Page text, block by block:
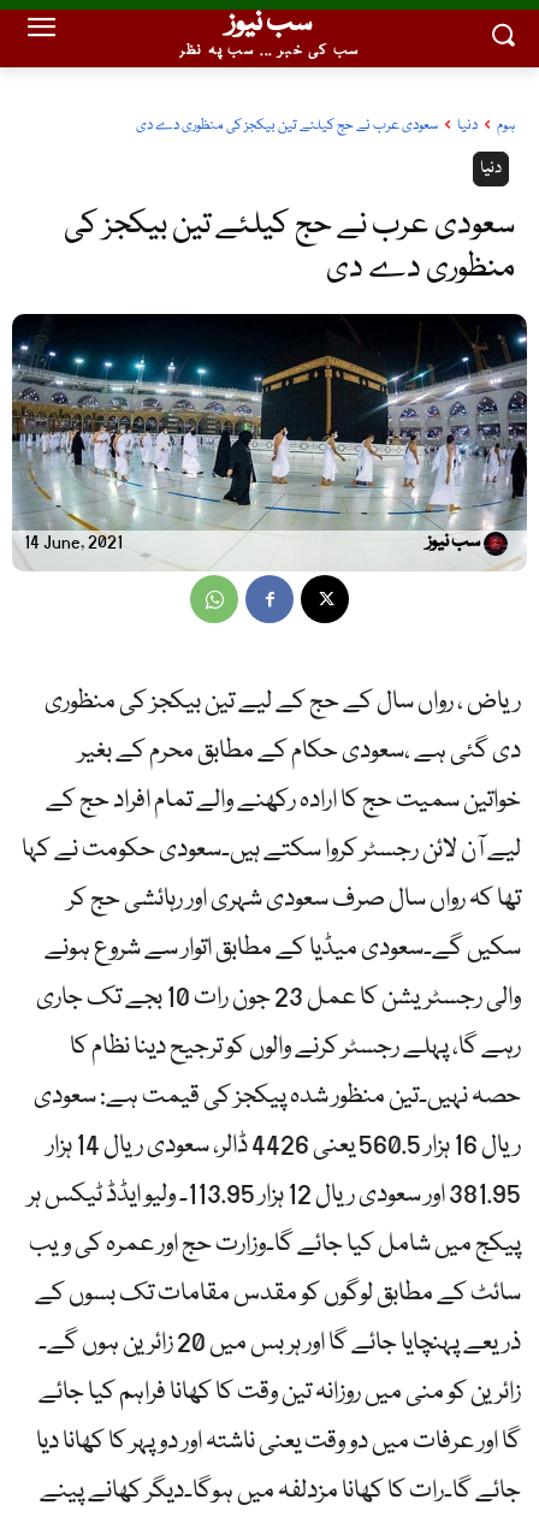
سب نیوز
سب کی خبر ... سب پہ نظر
ہوم دنیا سعودی عرب نے حج کیلئے تین بیکجز کی منظوری دے دی
دنیا
سعودی عرب نے حج کیلئے تین بیکجز کی
منظوری دے دی
14 June, 2021 سب نیوز
ریاض ، رواں سال کے حج کے لیے تین بیکجز کی منظوری
دی گئی ہے ،سعودی حکام کے مطابق محرم کے بغیر
خواتین سمیت حج کا ارادہ رکھنے والے تمام افراد حج کے
لیے آن لائن رجسٹر کروا سکتے ہیں۔سعودی حکومت نے کہا
تھا کہ رواں سال صرف سعودی شہری اور رہائشی حج کر
سکیں گے۔سعودی میڈیا کے مطابق اتوار سے شروع ہونے
والی رجسٹریشن کا عمل 23 جون رات 10 بجے تک جاری
رہے گا، پہلے رجسٹر کرنے والوں کو ترجیح دینا نظام کا
حصہ نہیں۔تین منظور شدہ پیکجز کی قیمت ہے: سعودی
ریال 16 ہزار 560.5 یعنی 4426 ڈالر، سعودی ریال 14 ہزار
381.95 اور سعودی ریال 12 ہزار 113.95۔ ولیو ایڈڈ ٹیکس ہر
پیکج میں شامل کیا جائے گا۔وزارت حج اور عمرہ کی ویب
سائٹ کے مطابق لوگوں کو مقدس مقامات تک بسوں کے
ذریعے پہنچایا جائے گا اور ہر بس میں 20 زائرین ہوں گے۔
زائرین کو منی میں روزانہ تین وقت کا کھانا فراہم کیا جائے
گا اور عرفات میں دو وقت یعنی ناشتہ اور دوپہر کا کھانا دیا
جائے گا۔رات کا کھانا مزدلفہ میں ہوگا۔دیگر کھانے پینے